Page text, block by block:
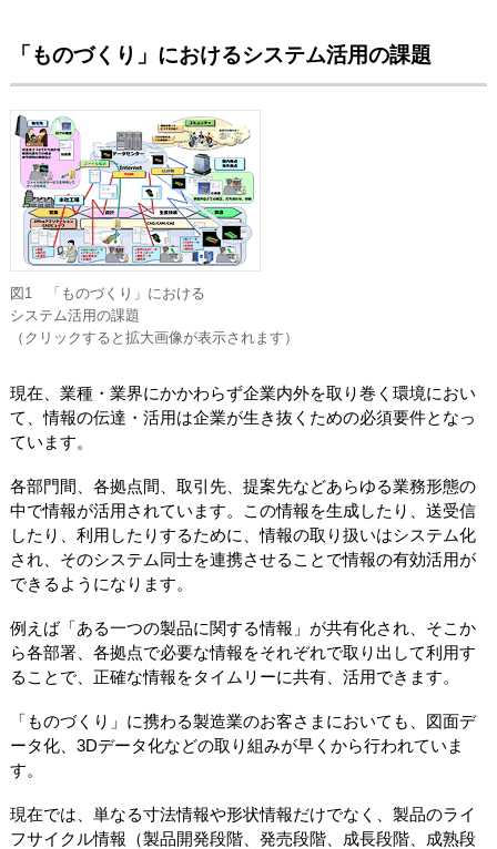
「ものづくり」におけるシステム活用の課題
図1 「ものづくり」における
システム活用の課題
（クリックすると拡大画像が表示されます）
現在、業種・業界にかかわらず企業内外を取り巻く環境におい
て、情報の伝達・活用は企業が生き抜くための必須要件となっ
ています。
各部門間、各拠点間、取引先、提案先などあらゆる業務形態の
中で情報が活用されています。この情報を生成したり、送受信
したり、利用したりするために、情報の取り扱いはシステム化
され、そのシステム同士を連携させることで情報の有効活用が
できるようになります。
例えば「ある一つの製品に関する情報」が共有化され、そこか
ら各部署、各拠点で必要な情報をそれぞれで取り出して利用す
ることで、正確な情報をタイムリーに共有、活用できます。
「ものづくり」に携わる製造業のお客さまにおいても、図面デ
ータ化、3Dデータ化などの取り組みが早くから行われていま
す。
現在では、単なる寸法情報や形状情報だけでなく、製品のライ
フサイクル情報（製品開発段階、発売段階、成長段階、成熟段